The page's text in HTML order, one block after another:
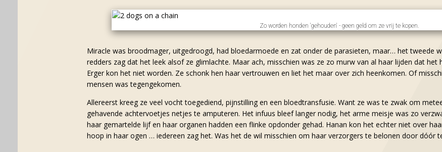
Zo worden honden 'gehouden' - geen geld om ze vrij te kopen.
Miracle was broodmager, uitgedroogd, had bloedarmoede en zat onder de parasieten, maar… het tweede
redders zag dat het leek alsof ze glimlachte. Maar ach, misschien was ze zo murw van al haar lijden dat het
Erger kon het niet worden. Ze schonk hen haar vertrouwen en liet het maar over zich heenkomen. Of
mensen was tegengekomen.
Allereerst kreeg ze veel vocht toegediend, pijnstilling en een bloedtransfusie. Want ze was te zwak om
gehavende achtervoetjes netjes te amputeren. Het infuus bleef langer nodig, het arme meisje was zo
haar gemartelde lijf en haar organen hadden een flinke opdonder gehad. Hanan kon het echter niet over
hoop in haar ogen … iedereen zag het. Was het de wil misschien om haar verzorgers te belonen door dóór